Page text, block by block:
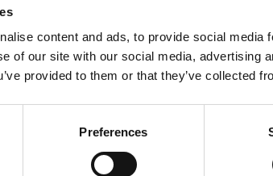
content and ads, to provide social media
of our site with our social media, advertising
provided to them or that they’ve collected
Preferences